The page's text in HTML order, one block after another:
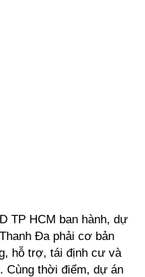
TP HCM ban hành, dự
Đa phải cơ bản
hỗ trợ, tái định cư và
Cùng thời điểm, dự án